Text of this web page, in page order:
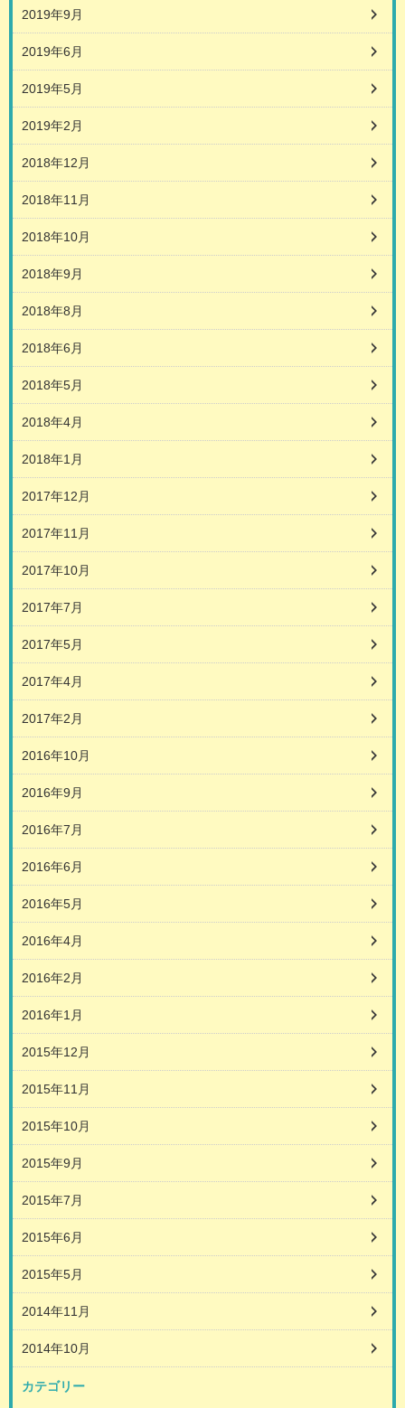
2019年9月
2019年6月
2019年5月
2019年2月
2018年12月
2018年11月
2018年10月
2018年9月
2018年8月
2018年6月
2018年5月
2018年4月
2018年1月
2017年12月
2017年11月
2017年10月
2017年7月
2017年5月
2017年4月
2017年2月
2016年10月
2016年9月
2016年7月
2016年6月
2016年5月
2016年4月
2016年2月
2016年1月
2015年12月
2015年11月
2015年10月
2015年9月
2015年7月
2015年6月
2015年5月
2014年11月
2014年10月
カテゴリー